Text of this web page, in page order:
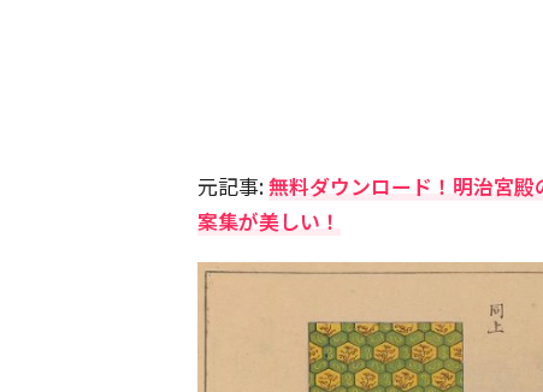
元記事:無料ダウンロード！明治宮
案集が美しい！